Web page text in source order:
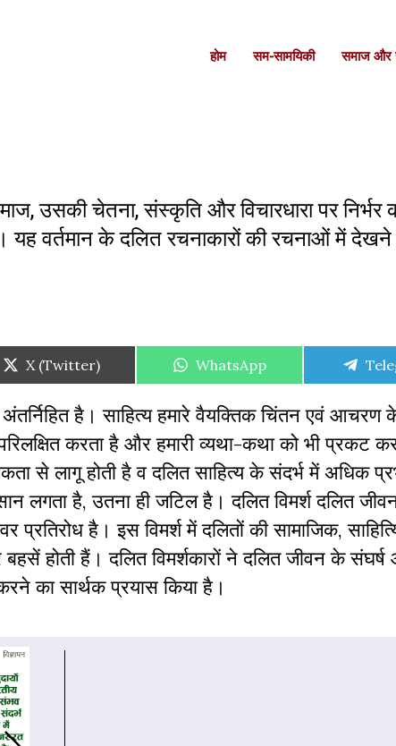
होम सम-सामयिकी समाज और
उसकी चेतना, संस्कृति और विचारधारा पर निर्भर
यह वर्तमान के दलित रचनाकारों की रचनाओं में देखने
Share
on
X (Twitter)
Share
WhatsApp
है। साहित्य हमारे वैयक्तिक चिंतन एवं
करता है और हमारी व्यथा-कथा को भी प्रकट
से लागू होती है व दलित साहित्य के संदर्भ में अधिक
लगता है, उतना ही जटिल है। दलित विमर्श दलित
है। इस विमर्श में दलितों की सामाजिक,
होती हैं। दलित विमर्शकारों ने दलित जीवन के
का सार्थक प्रयास किया है।